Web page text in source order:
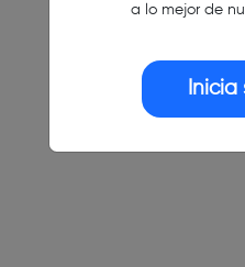
a lo mejor de
Inicia